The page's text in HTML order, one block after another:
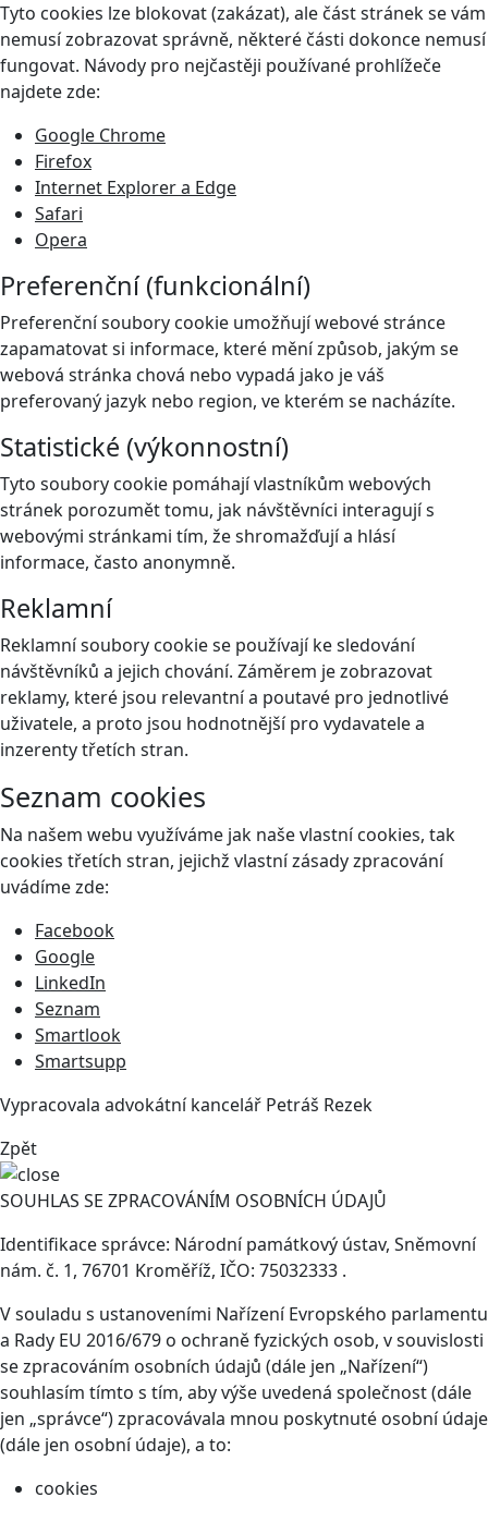
Tyto cookies lze blokovat (zakázat), ale část stránek se vám
nemusí zobrazovat správně, některé části dokonce nemusí
fungovat. Návody pro nejčastěji používané prohlížeče
najdete zde:
Google Chrome
Firefox
Internet Explorer a Edge
Safari
Opera
Preferenční (funkcionální)
Preferenční soubory cookie umožňují webové stránce
zapamatovat si informace, které mění způsob, jakým se
webová stránka chová nebo vypadá jako je váš
preferovaný jazyk nebo region, ve kterém se nacházíte.
Statistické (výkonnostní)
Tyto soubory cookie pomáhají vlastníkům webových
stránek porozumět tomu, jak návštěvníci interagují s
webovými stránkami tím, že shromažďují a hlásí
informace, často anonymně.
Reklamní
Reklamní soubory cookie se používají ke sledování
návštěvníků a jejich chování. Záměrem je zobrazovat
reklamy, které jsou relevantní a poutavé pro jednotlivé
uživatele, a proto jsou hodnotnější pro vydavatele a
inzerenty třetích stran.
Seznam cookies
Na našem webu využíváme jak naše vlastní cookies, tak
cookies třetích stran, jejichž vlastní zásady zpracování
uvádíme zde:
Facebook
Google
LinkedIn
Seznam
Smartlook
Smartsupp
Vypracovala advokátní kancelář Petráš Rezek
Zpět
SOUHLAS SE ZPRACOVÁNÍM OSOBNÍCH ÚDAJŮ
Identifikace správce: Národní památkový ústav, Sněmovní
nám. č. 1, 76701 Kroměříž, IČO: 75032333 .
V souladu s ustanoveními Nařízení Evropského parlamentu
a Rady EU 2016/679 o ochraně fyzických osob, v souvislosti
se zpracováním osobních údajů (dále jen „Nařízení“)
souhlasím tímto s tím, aby výše uvedená společnost (dále
jen „správce“) zpracovávala mnou poskytnuté osobní údaje
(dále jen osobní údaje), a to:
cookies